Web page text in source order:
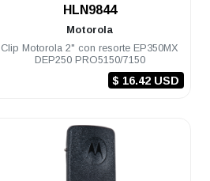
HLN9844
Motorola
Clip Motorola 2" con resorte EP350MX
DEP250 PRO5150/7150
$ 16.42 USD